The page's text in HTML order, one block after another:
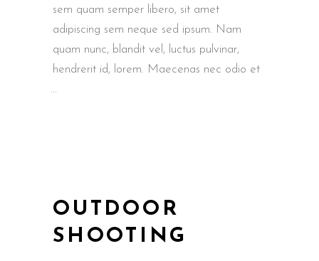
sem quam semper libero, sit amet
adipiscing sem neque sed ipsum. Nam
quam nunc, blandit vel, luctus pulvinar,
hendrerit id, lorem. Maecenas nec odio et
OUTDOOR
SHOOTING